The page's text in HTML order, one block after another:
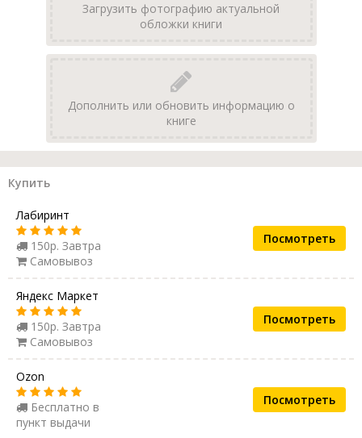
Загрузить фотографию актуальной
обложки книги
Дополнить или обновить информацию о
книге
Купить
Лабиринт
150р. Завтра
Самовывоз
Посмотреть
Яндекс Маркет
150р. Завтра
Самовывоз
Посмотреть
Ozon
Бесплатно в
пункт выдачи
Посмотреть